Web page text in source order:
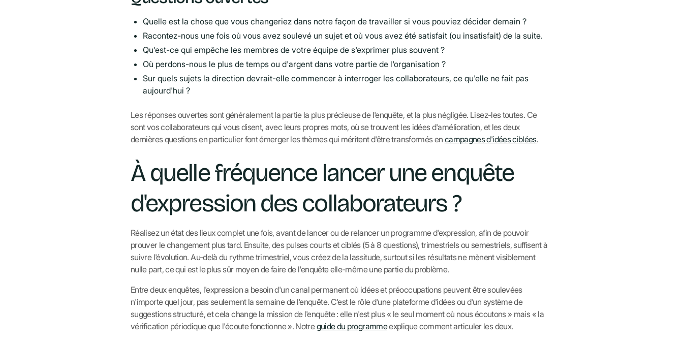
Quelle est la chose que vous changeriez dans notre façon de travailler si vous pouviez décider demain ?
Racontez-nous une fois où vous avez soulevé un sujet et où vous avez été satisfait (ou insatisfait) de la suite.
Qu'est-ce qui empêche les membres de votre équipe de s'exprimer plus souvent ?
Où perdons-nous le plus de temps ou d'argent dans votre partie de l'organisation ?
Sur quels sujets la direction devrait-elle commencer à interroger les collaborateurs, ce qu'elle ne fait pas
aujourd'hui ?
Les réponses ouvertes sont généralement la partie la plus précieuse de l'enquête, et la plus négligée. Lisez-les toutes. Ce
sont vos collaborateurs qui vous disent, avec leurs propres mots, où se trouvent les idées d'amélioration, et les deux
dernières questions en particulier font émerger les thèmes qui méritent d'être transformés en campagnes d'idées ciblées.
À quelle fréquence lancer une enquête
d'expression des collaborateurs ?
Réalisez un état des lieux complet une fois, avant de lancer ou de relancer un programme d'expression, afin de pouvoir
prouver le changement plus tard. Ensuite, des pulses courts et ciblés (5 à 8 questions), trimestriels ou semestriels, suffisent à
suivre l'évolution. Au-delà du rythme trimestriel, vous créez de la lassitude, surtout si les résultats ne mènent visiblement
nulle part, ce qui est le plus sûr moyen de faire de l'enquête elle-même une partie du problème.
Entre deux enquêtes, l'expression a besoin d'un canal permanent où idées et préoccupations peuvent être soulevées
n'importe quel jour, pas seulement la semaine de l'enquête. C'est le rôle d'une plateforme d'idées ou d'un système de
suggestions structuré, et cela change la mission de l'enquête : elle n'est plus « le seul moment où nous écoutons » mais « la
vérification périodique que l'écoute fonctionne ». Notreguide du programmeexplique comment articuler les deux.